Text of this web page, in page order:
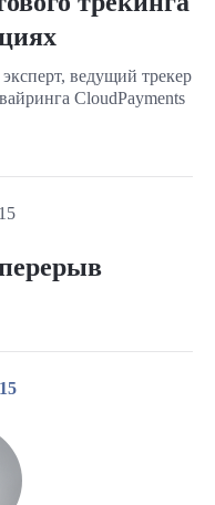
ведущий трекер
CloudPayments